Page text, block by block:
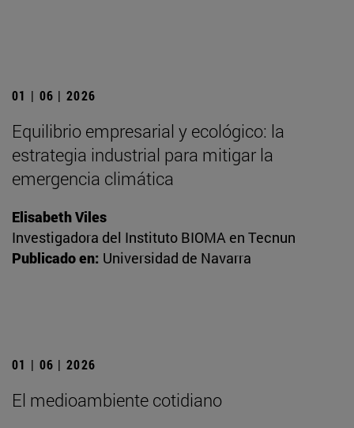
01 | 06 | 2026
Equilibrio empresarial y ecológico: la
estrategia industrial para mitigar la
emergencia climática
Elisabeth Viles
Investigadora del Instituto BIOMA en Tecnun
Publicado en: Universidad de Navarra
01 | 06 | 2026
El medioambiente cotidiano